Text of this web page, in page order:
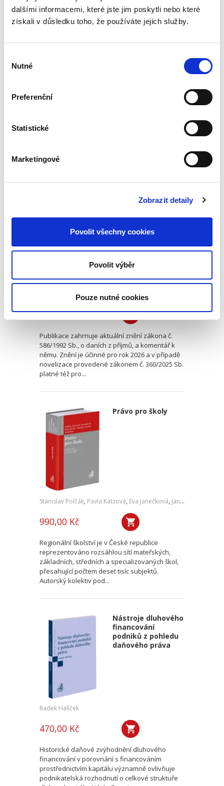
dalšími informacemi, které jste jim poskytli nebo které
získali v důsledku toho, že používáte jejich služby.
souhlasu
Nutné
Preferenční
Statistické
Marketingové
Zobrazit detaily
Povolit všechny cookies
Povolit výběr
Pouze nutné cookies
informace o
životním prostředí.
Komentář
Komentář k aktuálnímu znění zákona o právu
životním prostředí, tj. formu tzv. pasivní (na
Daně z příjmů s
vydání
1 490,00 Kč
Publikace zahrnuje aktuální znění zákona č.
586/1992 Sb., o daních z příjmů, a komentář k
němu. Znění je účinné pro rok 2026 a v případě
novelizace provedené zákonem č. 360/2025 Sb.
platné též pro...
Právo pro školy
Stanislav Polčák, Pavla Katzová, Eva Janečková, Jan Bartonička
990,00 Kč
Regionální školství je v České republice
reprezentováno rozsáhlou sítí mateřských,
základních, středních a specializovaných škol,
přesahující počtem deset tisíc subjektů.
Autorský kolektiv pod...
Nástroje dluhového
financování
podniků z pohledu
daňového práva
Radek Halíček
470,00 Kč
Historické daňové zvýhodnění dluhového
financování v porovnání s financováním
prostřednictvím kapitálu významně ovlivňuje
podnikatelská rozhodnutí o celkové struktuře